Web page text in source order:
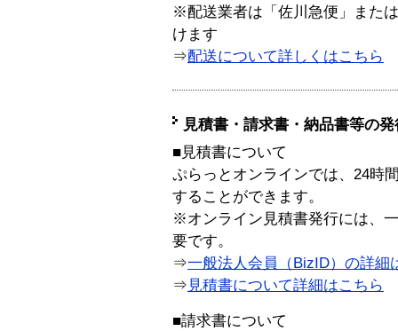
※配送業者は「佐川急便」また
けます
⇒配送について詳しくはこちら
見積書・請求書・納品書等の
■見積書について
ぷらっとオンラインでは、24時
することができます。
※オンライン見積書発行には、
要です。
⇒一般法人会員（BizID）の詳細
⇒ 見積書について詳細はこちら
■請求書について